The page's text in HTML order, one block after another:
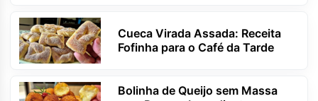
Cueca Virada Assada: Receita
Fofinha para o Café da Tarde
Bolinha de Queijo sem Massa